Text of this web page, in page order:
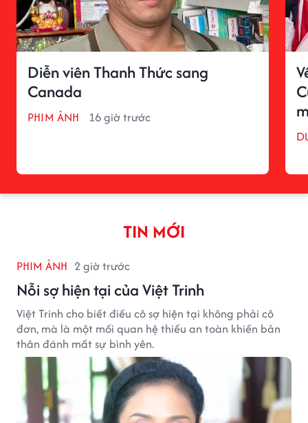
Diễn viên Thanh Thức sang
Canada
PHIM ẢNH 16 giờ trước
TIN MỚI
PHIM ẢNH 2 giờ trước
Nỗi sợ hiện tại của Việt Trinh
Việt Trinh cho biết điều cô sợ hiện tại không phải cô
đơn, mà là một mối quan hệ thiếu an toàn khiến bản
thân đánh mất sự bình yên.